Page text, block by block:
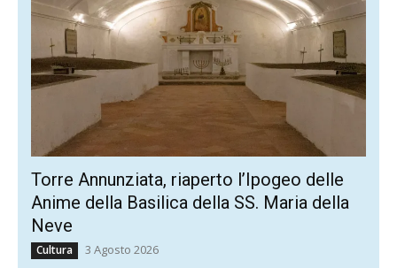
Torre Annunziata, riaperto l’Ipogeo delle
Anime della Basilica della SS. Maria della
Neve
Cultura 3 Agosto 2026